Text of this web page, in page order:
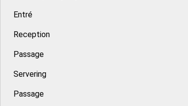
Entré
Reception
Passage
Servering
Passage